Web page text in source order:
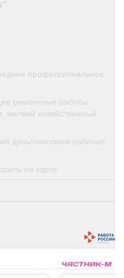
Погода
профессиональное
ремонтные работы
мелкий хозяйственный
день/неполная рабочая
на карте